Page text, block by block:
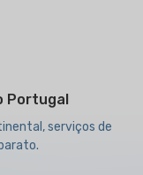
Portugal
serviços de